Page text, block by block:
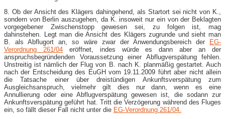
8. Ob der Ansicht des Klägers dahingehend, als Startort sei nicht von K.,
sondern von Berlin auszugehen, da K. insoweit nur ein von der Beklagten
vorgegebener Zwischenstopp gewesen sei, zu folgen ist, mag
dahinstehen. Legt man die Ansicht des Klägers zugrunde und sieht man
B. als Abflugort an, so wäre zwar der Anwendungsbereich der EG-
Verordnung 261/04eröffnet, indes würde es dann aber an der
anspruchsbegründenden Voraussetzung einer Abflugverspätung fehlen.
Unstreitig ist nämlich der Flug von B. nach K. planmäßig gestartet. Auch
nach der Entscheidung des EuGH vom 19.11.2009 führt aber nicht allein
die Tatsache einer über dreistündigen Ankunftsverspätung zum
Ausgleichsanspruch, vielmehr gilt dies nur dann, wenn es eine
Annullierung oder eine Abflugverspätung gewesen ist, die sodann zur
Ankunftsverspätung geführt hat. Tritt die Verzögerung während des Fluges
ein, so fällt dieser Fall nicht unter die EG-Verordnung 261/04.